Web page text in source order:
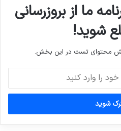
ما از بروزرسانی
شوید!
محتوای تست در این بخش.